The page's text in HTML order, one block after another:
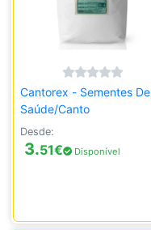
Cantorex - Sementes De
Saúde/Canto
Desde:
3.51€ Disponível